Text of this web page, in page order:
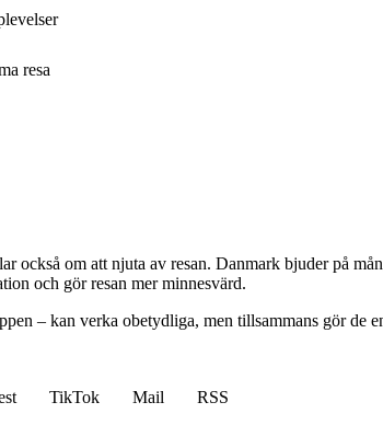
resa
också om att njuta av resan. Danmark bjuder på
och gör resan mer minnesvärd.
– kan verka obetydliga, men tillsammans gör
TikTok Mail
RSS